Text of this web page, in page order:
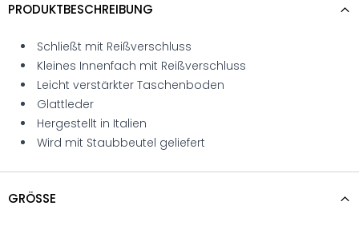
PRODUKTBESCHREIBUNG
Schließt mit Reißverschluss
Kleines Innenfach mit Reißverschluss
Leicht verstärkter Taschenboden
Glattleder
Hergestellt in Italien
Wird mit Staubbeutel geliefert
GRÖSSE